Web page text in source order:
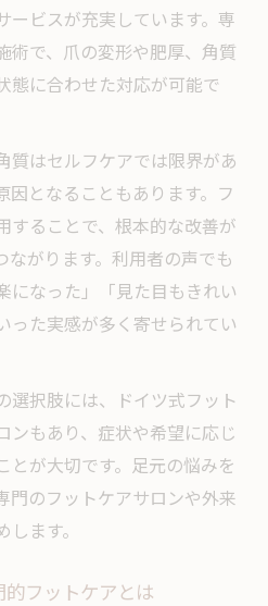
ービスが充実しています。専
術で、爪の変形や肥厚、角質
態に合わせた対応が可能で
質はセルフケアでは限界があ
因となることもあります。フ
することで、根本的な改善が
がります。利用者の声でも
になった」「見た目もきれい
った実感が多く寄せられてい
選択肢には、ドイツ式フット
ンもあり、症状や希望に応じ
とが大切です。足元の悩みを
門のフットケアサロンや外来
ます。
フットケアとは